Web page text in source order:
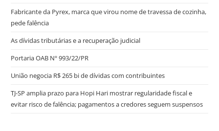
Fabricante da Pyrex, marca que virou nome de travessa de cozinha,
pede falência
As dívidas tributárias e a recuperação judicial
Portaria OAB Nº 993/22/PR
União negocia R$ 265 bi de dívidas com contribuintes
TJ-SP amplia prazo para Hopi Hari mostrar regularidade fiscal e
evitar risco de falência; pagamentos a credores seguem suspensos